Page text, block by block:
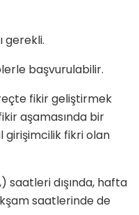
gerekli.
başvurulabilir.
fikir geliştirmek
aşamasında bir
girişimcilik fikri olan
saatleri dışında, hafta
saatlerinde de